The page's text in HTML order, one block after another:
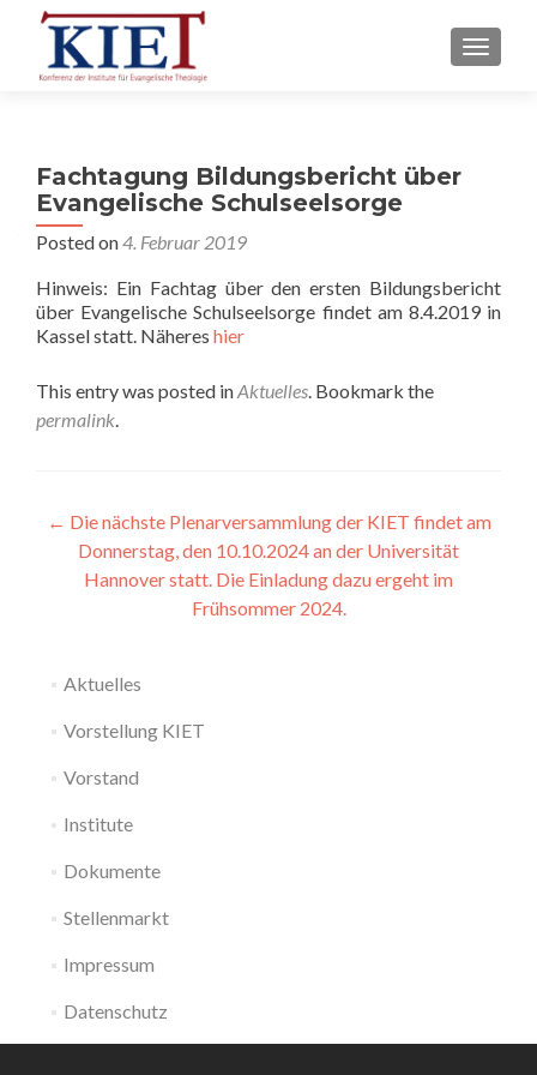
Fachtagung Bildungsbericht über
Evangelische Schulseelsorge
Posted on4. Februar 2019
Hinweis: Ein Fachtag über den ersten Bildungsbericht
über Evangelische Schulseelsorge findet am 8.4.2019 in
Kassel statt. Näheres hier
This entry was posted inAktuelles. Bookmark the
permalink.
Beitragsnavigation
← Die nächste Plenarversammlung der KIET findet am
Donnerstag, den 10.10.2024 an der Universität
Hannover statt. Die Einladung dazu ergeht im
Frühsommer 2024.
Aktuelles
Vorstellung KIET
Vorstand
Institute
Dokumente
Stellenmarkt
Impressum
Datenschutz